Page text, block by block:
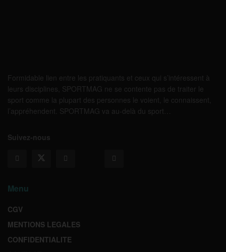
Formidable lien entre les pratiquants et ceux qui s’intéressent à
leurs disciplines, SPORTMAG ne se contente pas de traiter le
sport comme la plupart des personnes le voient, le connaissent,
l’appréhendent. SPORTMAG va au-delà du sport…
Suivez-nous
Menu
CGV
MENTIONS LEGALES
CONFIDENTIALITE